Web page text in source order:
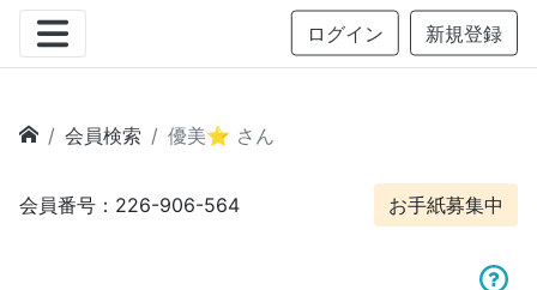
ログイン 新規登録
会員検索 優美⭐︎ さん
会員番号：226-906-564 お手紙募集中